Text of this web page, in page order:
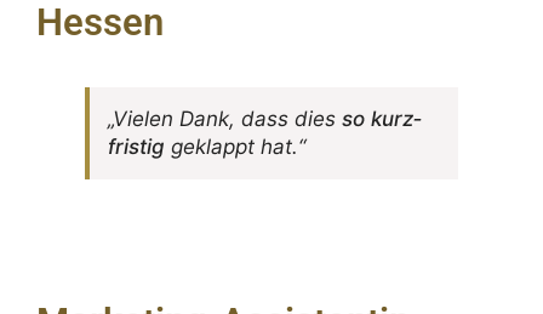
Hessen
„Vielen Dank, dass dies so kurz­
fristig geklappt hat.“